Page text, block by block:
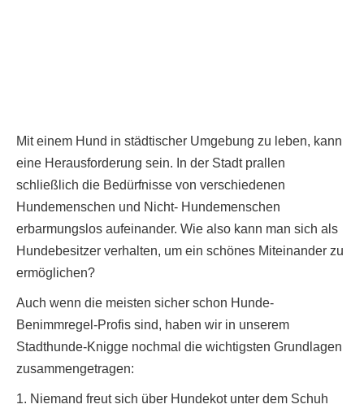
Mit einem Hund in städtischer Umgebung zu leben, kann
eine Herausforderung sein. In der Stadt prallen
schließlich die Bedürfnisse von verschiedenen
Hundemenschen und Nicht- Hundemenschen
erbarmungslos aufeinander. Wie also kann man sich als
Hundebesitzer verhalten, um ein schönes Miteinander zu
ermöglichen?
Auch wenn die meisten sicher schon Hunde-
Benimmregel-Profis sind, haben wir in unserem
Stadthunde-Knigge nochmal die wichtigsten Grundlagen
zusammengetragen:
1. Niemand freut sich über Hundekot unter dem Schuh